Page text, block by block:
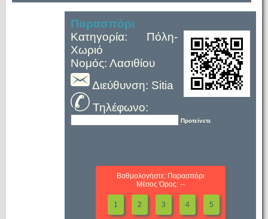
Παρασπόρι
Κατηγορία: Πόλη-
Χωριό
Νομός: Λασιθίου
Διεύθυνση: Sitia
Τηλέφωνο:
Προτείνετε
Βαθμολογήστε: Παρασπόρι
Μέσος Όρος: --
1 2 3 4 5